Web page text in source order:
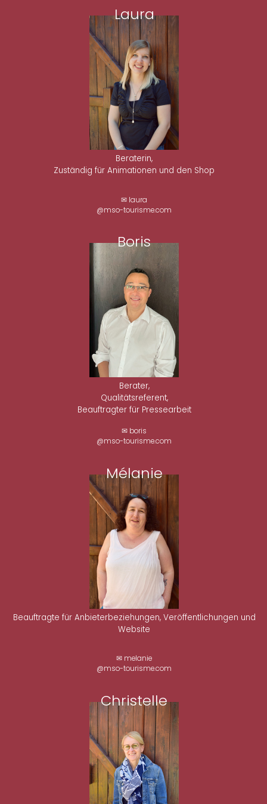
Laura
Beraterin,
Zuständig für Animationen und den Shop
✉ laura
@mso-tourisme.com
Boris
Berater,
Qualitätsreferent,
Beauftragter für Pressearbeit
✉ boris
@mso-tourisme.com
Mélanie
Beauftragte für Anbieterbeziehungen, Veröffentlichungen und
Website
✉ melanie
@mso-tourisme.com
Christelle